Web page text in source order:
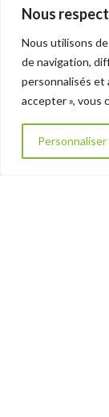
Nous
Nous utilisons
de navigation,
personnalisés et
accepter », vous
Personnaliser
Demande de
Mentions
Conditions
Qui sommes
A Propos
Plan du site -